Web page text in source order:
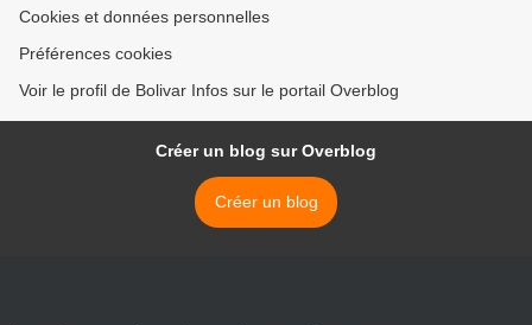
Cookies et données personnelles
Préférences cookies
Voir le profil de Bolivar Infos sur le portail Overblog
Créer un blog sur Overblog
Créer un blog